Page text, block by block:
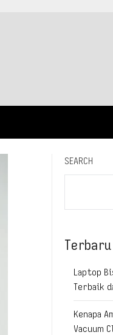
SEARCH
Terbaru
Laptop
Terbaik
Kenapa
Vacuum